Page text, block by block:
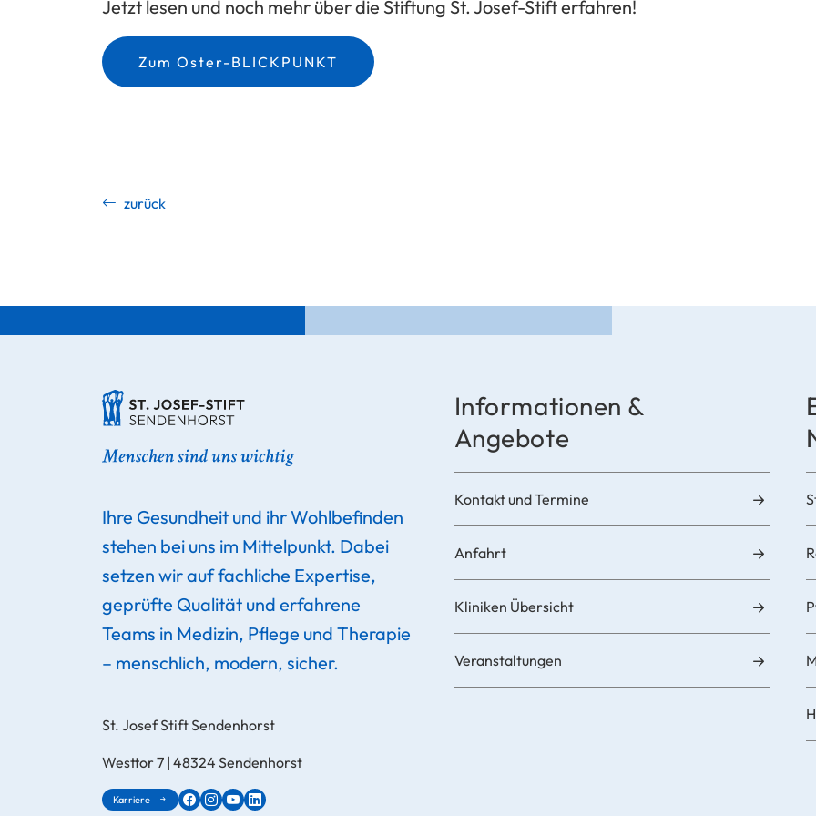
Jetzt lesen und noch mehr über die Stiftung St. Josef-Stift erfahren!
Zum Oster-BLICKPUNKT
zurück
Ihre Gesundheit und ihr Wohlbefinden
stehen bei uns im Mittelpunkt. Dabei
setzen wir auf fachliche Expertise,
geprüfte Qualität und erfahrene
Teams in Medizin, Pflege und Therapie
– menschlich, modern, sicher.
St. Josef Stift Sendenhorst
Westtor 7 | 48324 Sendenhorst
Karriere
Informationen &
Angebote
Kontakt und Termine
Anfahrt
Kliniken Übersicht
Veranstaltungen